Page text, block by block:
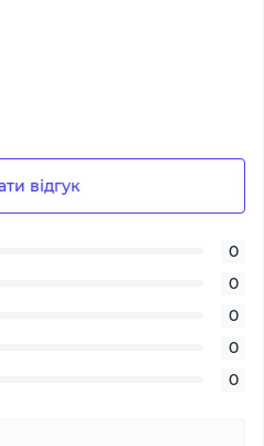
відгук
0
0
0
0
0